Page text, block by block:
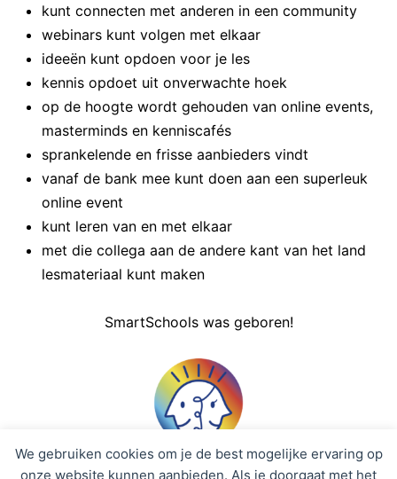
We gebruiken cookies om je de best mogelijke ervaring op
onze website kunnen aanbieden. Als je doorgaat met het
kunt connecten met anderen in een community
webinars kunt volgen met elkaar
ideeën kunt opdoen voor je les
kennis opdoet uit onverwachte hoek
op de hoogte wordt gehouden van online events,
masterminds en kenniscafés
sprankelende en frisse aanbieders vindt
vanaf de bank mee kunt doen aan een superleuk
online event
kunt leren van en met elkaar
met die collega aan de andere kant van het land
lesmateriaal kunt maken
SmartSchools was geboren!